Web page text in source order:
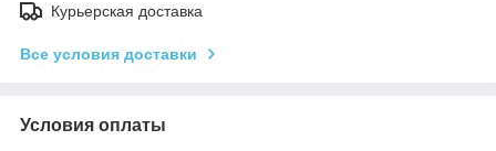
Курьерская доставка
Все условия доставки
Условия оплаты